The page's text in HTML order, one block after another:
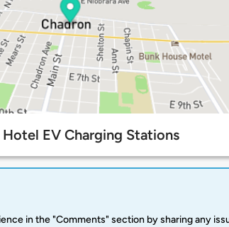
Hotel EV Charging Stations
in the "Comments" section by sharing any